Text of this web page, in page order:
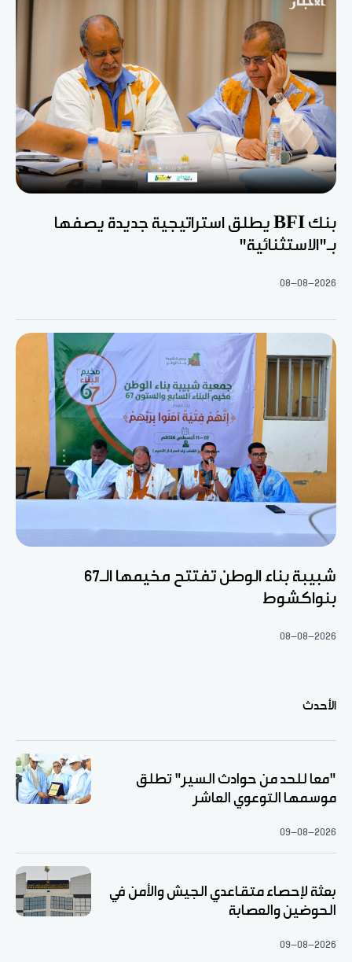
بنك BFI يطلق استراتيجية جديدة يصفها
بـ"الاستثنائية"
08-08-2026
شبيبة بناء الوطن تفتتح مخيمها الـ67
بنواكشوط
08-08-2026
الأحدث
"معا للحد من حوادث السير" تطلق
موسمها التوعوي العاشر
09-08-2026
بعثة لإحصاء متقاعدي الجيش والأمن في
الحوضين والعصابة
09-08-2026